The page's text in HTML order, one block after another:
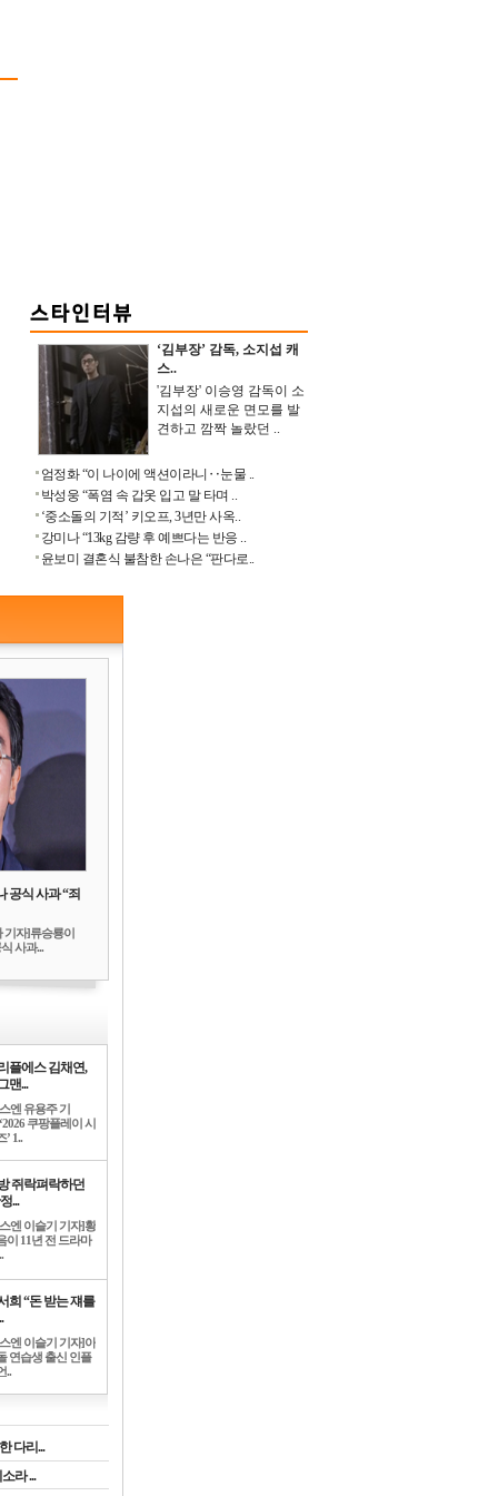
‘김부장’ 감독, 소지섭 캐
스..
'김부장' 이승영 감독이 소
지섭의 새로운 면모를 발
견하고 깜짝 놀랐던 ..
엄정화 “이 나이에 액션이라니‥눈물 ..
박성웅 “폭염 속 갑옷 입고 말 타며 ..
‘중소돌의 기적’ 키오프, 3년만 사옥..
강미나 “13kg 감량 후 예쁘다는 반응 ..
윤보미 결혼식 불참한 손나은 “판다로..
공식 사과 “죄
기자]류승룡이
사과...
플에스 김채연,
맨...
엔 유용주 기
쿠팡플레이 시
’ 1..
쥐락펴락하던
...
엔 이슬기 기자]황
이 11년 전 드라마
희 “돈 받는 쟤를
엔 이슬기 기자]아
연습생 출신 인플
..
다리...
라 ...